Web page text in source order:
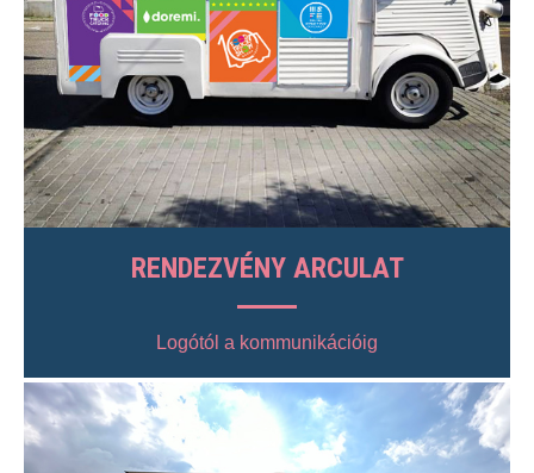
RENDEZVÉNY ARCULAT
Logótól a kommunikációig